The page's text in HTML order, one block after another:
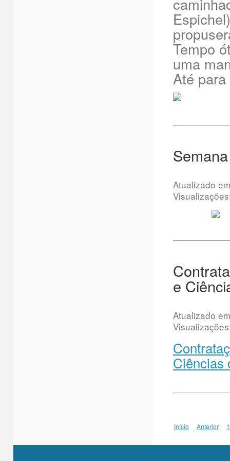
Tempo
uma
Até
Atualizado
e
Atualizado
Ciências
Início Anterior 1